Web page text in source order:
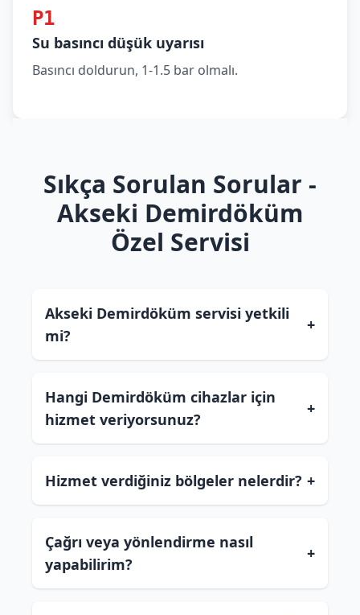
P1
Su basıncı düşük uyarısı
Basıncı doldurun, 1-1.5 bar olmalı.
Sıkça Sorulan Sorular -
Akseki Demirdöküm
Özel Servisi
Akseki Demirdöküm servisi yetkili
mi?
+
Hangi Demirdöküm cihazlar için
hizmet veriyorsunuz?
+
Hizmet verdiğiniz bölgeler nelerdir? +
Çağrı veya yönlendirme nasıl
yapabilirim?
+